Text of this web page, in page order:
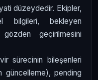
düzeydedir. Ekipler,
bilgileri, bekleyen
geçirilmesini
sürecinin bileşenleri
güncelleme), pending